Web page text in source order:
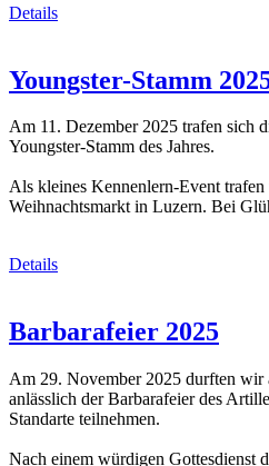
Details
Youngster-Stamm
Am 11. Dezember 2025 trafen sich
Youngster-Stamm des Jahres.
Als kleines Kennenlern-Event
Weihnachtsmarkt in Luzern. Bei
Details
Barbarafeier 2025
Am 29. November 2025 durften wir
anlässlich der Barbarafeier des
Standarte teilnehmen.
Nach einem würdigen Gottesdienst